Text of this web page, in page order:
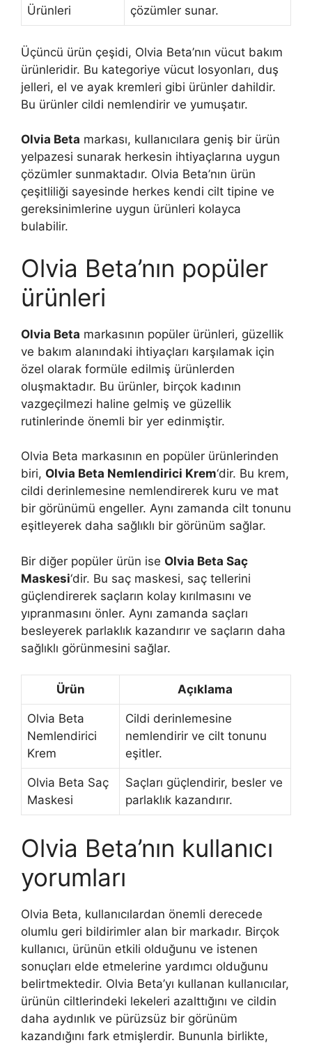
Ürünleri
çözümler sunar.
Üçüncü ürün çeşidi, Olvia Beta’nın vücut bakım
ürünleridir. Bu kategoriye vücut losyonları, duş
jelleri, el ve ayak kremleri gibi ürünler dahildir.
Bu ürünler cildi nemlendirir ve yumuşatır.
Olvia Beta markası, kullanıcılara geniş bir ürün
yelpazesi sunarak herkesin ihtiyaçlarına uygun
çözümler sunmaktadır. Olvia Beta’nın ürün
çeşitliliği sayesinde herkes kendi cilt tipine ve
gereksinimlerine uygun ürünleri kolayca
bulabilir.
Olvia Beta’nın popüler
ürünleri
Olvia Beta markasının popüler ürünleri, güzellik
ve bakım alanındaki ihtiyaçları karşılamak için
özel olarak formüle edilmiş ürünlerden
oluşmaktadır. Bu ürünler, birçok kadının
vazgeçilmezi haline gelmiş ve güzellik
rutinlerinde önemli bir yer edinmiştir.
Olvia Beta markasının en popüler ürünlerinden
biri, Olvia Beta Nemlendirici Krem‘dir. Bu krem,
cildi derinlemesine nemlendirerek kuru ve mat
bir görünümü engeller. Aynı zamanda cilt tonunu
eşitleyerek daha sağlıklı bir görünüm sağlar.
Bir diğer popüler ürün ise Olvia Beta Saç
Maskesi‘dir. Bu saç maskesi, saç tellerini
güçlendirerek saçların kolay kırılmasını ve
yıpranmasını önler. Aynı zamanda saçları
besleyerek parlaklık kazandırır ve saçların daha
sağlıklı görünmesini sağlar.
Ürün Açıklama
Olvia Beta
Nemlendirici
Krem
Cildi derinlemesine
nemlendirir ve cilt tonunu
eşitler.
Olvia Beta Saç
Maskesi
Saçları güçlendirir, besler ve
parlaklık kazandırır.
Olvia Beta’nın kullanıcı
yorumları
Olvia Beta, kullanıcılardan önemli derecede
olumlu geri bildirimler alan bir markadır. Birçok
kullanıcı, ürünün etkili olduğunu ve istenen
sonuçları elde etmelerine yardımcı olduğunu
belirtmektedir. Olvia Beta’yı kullanan kullanıcılar,
ürünün ciltlerindeki lekeleri azalttığını ve cildin
daha aydınlık ve pürüzsüz bir görünüm
kazandığını fark etmişlerdir. Bununla birlikte,